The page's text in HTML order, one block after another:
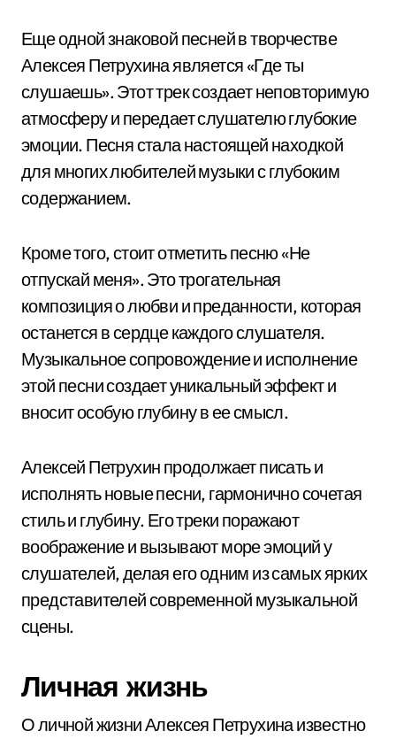
Еще одной знаковой песней в творчестве
Алексея Петрухина является «Где ты
слушаешь». Этот трек создает неповторимую
атмосферу и передает слушателю глубокие
эмоции. Песня стала настоящей находкой
для многих любителей музыки с глубоким
содержанием.
Кроме того, стоит отметить песню «Не
отпускай меня». Это трогательная
композиция о любви и преданности, которая
останется в сердце каждого слушателя.
Музыкальное сопровождение и исполнение
этой песни создает уникальный эффект и
вносит особую глубину в ее смысл.
Алексей Петрухин продолжает писать и
исполнять новые песни, гармонично сочетая
стиль и глубину. Его треки поражают
воображение и вызывают море эмоций у
слушателей, делая его одним из самых ярких
представителей современной музыкальной
сцены.
Личная жизнь
О личной жизни Алексея Петрухина известно